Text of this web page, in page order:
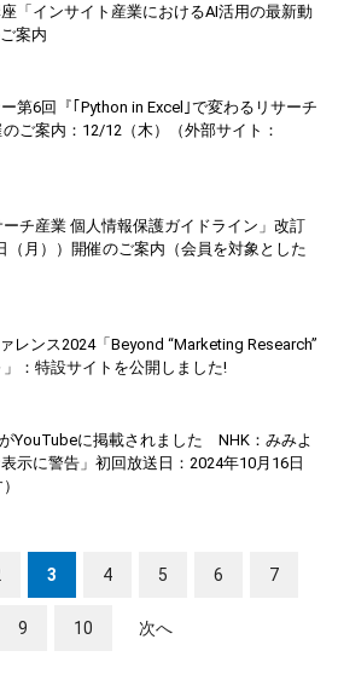
「インサイト産業におけるAI活用の最新動
案内
第6回『｢Python in Excel｣で変わるリサーチ
ご案内：12/12（木）（外部サイト：
ーチ産業 個人情報保護ガイドライン」改訂
（月））開催のご案内（会員を対象とした
レンス2024「Beyond “Marketing Research”
：特設サイトを公開しました!
YouTubeに掲載されました NHK：みみよ
示に警告」初回放送日：2024年10月16日
3 4 5 6 7
9 10 次へ